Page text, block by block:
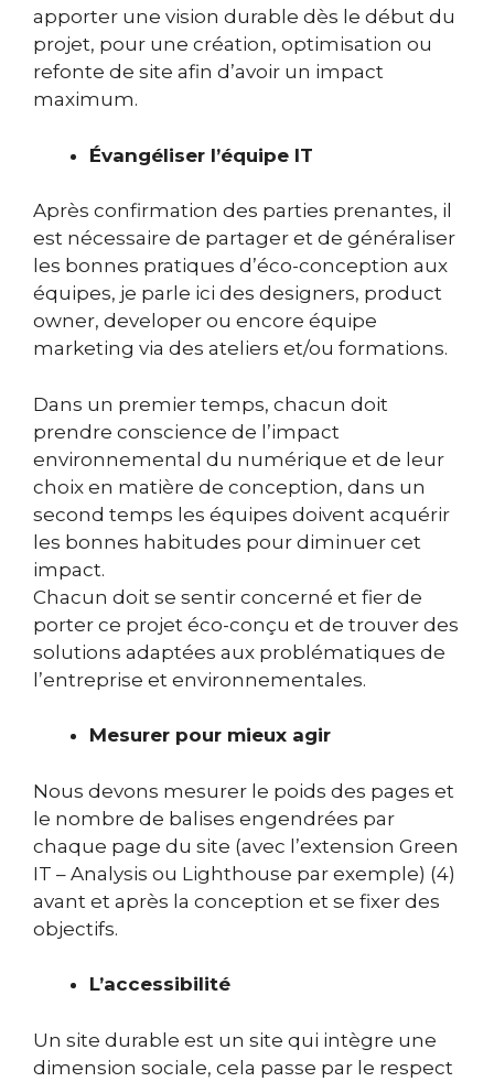
apporter une vision durable dès le début du
projet, pour une création, optimisation ou
refonte de site afin d’avoir un impact
maximum.
Évangéliser l’équipe IT
Après confirmation des parties prenantes, il
est nécessaire de partager et de généraliser
les bonnes pratiques d’éco-conception aux
équipes, je parle ici des designers, product
owner, developer ou encore équipe
marketing via des ateliers et/ou formations.
Dans un premier temps, chacun doit
prendre conscience de l’impact
environnemental du numérique et de leur
choix en matière de conception, dans un
second temps les équipes doivent acquérir
les bonnes habitudes pour diminuer cet
impact.
Chacun doit se sentir concerné et fier de
porter ce projet éco-conçu et de trouver des
solutions adaptées aux problématiques de
l’entreprise et environnementales.
Mesurer pour mieux agir
Nous devons mesurer le poids des pages et
le nombre de balises engendrées par
chaque page du site (avec l’extension Green
IT – Analysis ou Lighthouse par exemple) (4)
avant et après la conception et se fixer des
objectifs.
L’accessibilité
Un site durable est un site qui intègre une
dimension sociale, cela passe par le respect